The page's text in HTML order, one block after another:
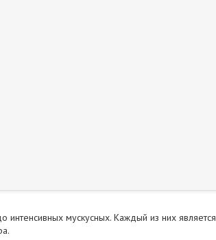
мускусных. Каждый из них является